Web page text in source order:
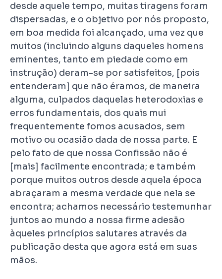
desde aquele tempo, muitas tiragens foram
dispersadas, e o objetivo por nós proposto,
em boa medida foi alcançado, uma vez que
muitos (incluindo alguns daqueles homens
eminentes, tanto em piedade como em
instrução) deram-se por satisfeitos, [pois
entenderam] que não éramos, de maneira
alguma, culpados daquelas heterodoxias e
erros fundamentais, dos quais mui
frequentemente fomos acusados, sem
motivo ou ocasião dada de nossa parte. E
pelo fato de que nossa Confissão não é
[mais] facilmente encontrada; e também
porque muitos outros desde aquela época
abraçaram a mesma verdade que nela se
encontra; achamos necessário testemunhar
juntos ao mundo a nossa firme adesão
àqueles princípios salutares através da
publicação desta que agora está em suas
mãos.